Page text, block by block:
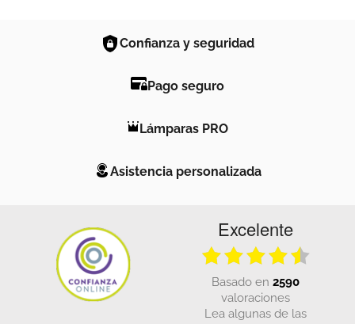
Confianza y seguridad
Pago seguro
Lámparas PRO
Asistencia personalizada
Excelente
basado en 2590
valoraciones
Lea algunas de las